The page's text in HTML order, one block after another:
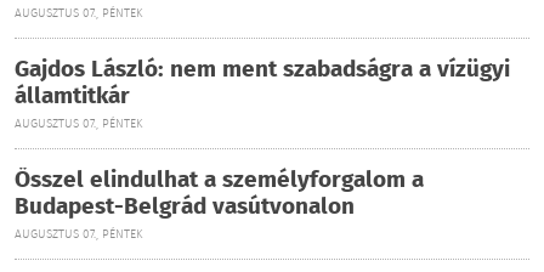
AUGUSZTUS 07., PÉNTEK
Gajdos László: nem ment szabadságra a vízügyi
államtitkár
AUGUSZTUS 07., PÉNTEK
Ősszel elindulhat a személyforgalom a
Budapest-Belgrád vasútvonalon
AUGUSZTUS 07., PÉNTEK